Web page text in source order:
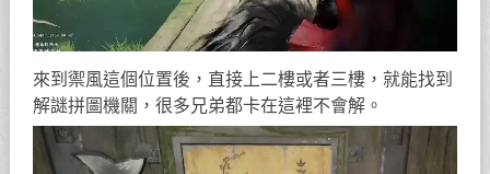
來到禦風這個位置後，直接上二樓或者三樓，就能找到
解謎拼圖機關，很多兄弟都卡在這裡不會解。